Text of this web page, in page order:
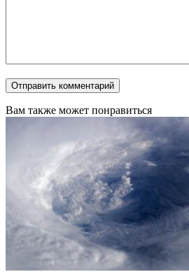
Вам также может понравиться